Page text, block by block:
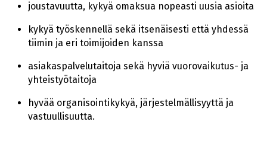
joustavuutta, kykyä omaksua nopeasti uusia asioita
kykyä työskennellä sekä itsenäisesti että yhdessä
tiimin ja eri toimijoiden kanssa
asiakaspalvelutaitoja sekä hyviä vuorovaikutus- ja
yhteistyötaitoja
hyvää organisointikykyä, järjestelmällisyyttä ja
vastuullisuutta.